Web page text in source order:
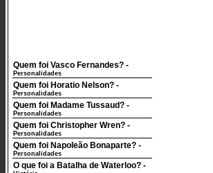
Quem foi Vasco Fernandes? -
Personalidades
Quem foi Horatio Nelson? -
Personalidades
Quem foi Madame Tussaud? -
Personalidades
Quem foi Christopher Wren? -
Personalidades
Quem foi Napoleão Bonaparte? -
Personalidades
O que foi a Batalha de Waterloo? -